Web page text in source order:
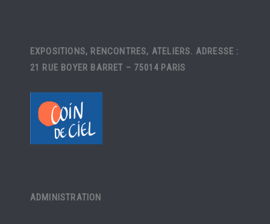
EXPOSITIONS, RENCONTRES, ATELIERS. ADRESSE :
21 RUE BOYER BARRET – 75014 PARIS
ADMINISTRATION